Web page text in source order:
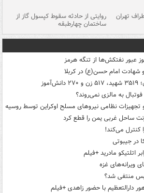
تهران روایتی از حادثه سقوط کپسول گاز از
ساختمان چهارطبقه
عبور نفتکش‌ها از تنگه هرمز
شهادت امام حسن(ع) در کربلا
به مالزی نمی‌روند؟
تجهیزات نظامی نیروهای مسلح اوکراین توسط روسیه
ساحل غربی یمن را قطع کرد
کنترل می‌کند!
اتلتیکو مادرید +فیلم
ویرانه‌های غزه
منتفی شد؟
دارالتعظیم با حضور زاهدی +فیلم